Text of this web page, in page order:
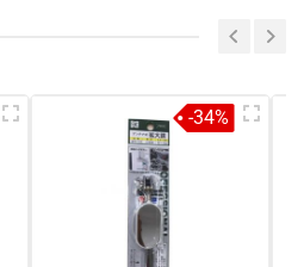
-
-
-
-34%